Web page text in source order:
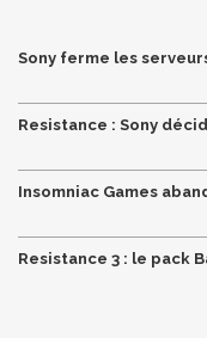
Sony ferme les
Resistance : Sony
Insomniac Games
Resistance 3 : le pack